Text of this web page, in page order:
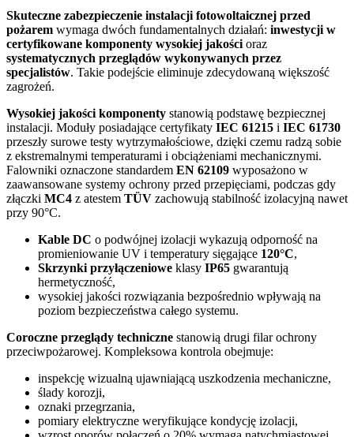
Skuteczne zabezpieczenie instalacji fotowoltaicznej przed
pożarem wymaga dwóch fundamentalnych działań: inwestycji w
certyfikowane komponenty wysokiej jakości oraz
systematycznych przeglądów wykonywanych przez
specjalistów. Takie podejście eliminuje zdecydowaną większość
zagrożeń.
Wysokiej jakości komponenty stanowią podstawę bezpiecznej
instalacji. Moduły posiadające certyfikaty IEC 61215 i IEC 61730
przeszły surowe testy wytrzymałościowe, dzięki czemu radzą sobie
z ekstremalnymi temperaturami i obciążeniami mechanicznymi.
Falowniki oznaczone standardem EN 62109 wyposażono w
zaawansowane systemy ochrony przed przepięciami, podczas gdy
złączki MC4 z atestem TÜV zachowują stabilność izolacyjną nawet
przy 90°C.
Kable DC o podwójnej izolacji wykazują odporność na
promieniowanie UV i temperatury sięgające 120°C,
Skrzynki przyłączeniowe klasy IP65 gwarantują
hermetyczność,
wysokiej jakości rozwiązania bezpośrednio wpływają na
poziom bezpieczeństwa całego systemu.
Coroczne przeglądy techniczne stanowią drugi filar ochrony
przeciwpożarowej. Kompleksowa kontrola obejmuje:
inspekcję wizualną ujawniającą uszkodzenia mechaniczne,
ślady korozji,
oznaki przegrzania,
pomiary elektryczne weryfikujące kondycję izolacji,